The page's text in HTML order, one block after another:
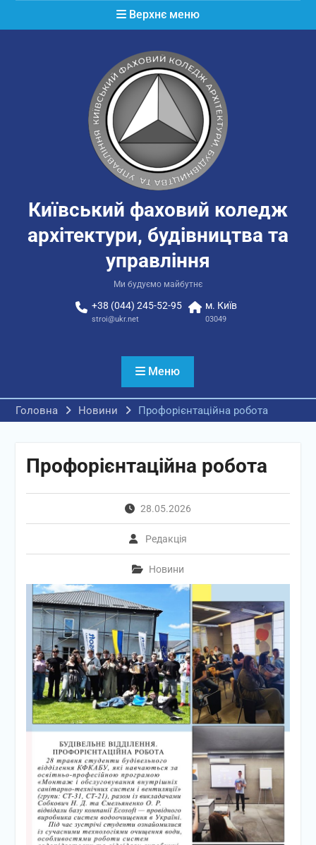
Верхнє меню
Київський фаховий коледж
архітектури, будівництва та
управління
Ми будуємо майбутнє
+38 (044) 245-52-95
stroi@ukr.net
м. Київ
03049
Меню
Головна Новини Профорієнтаційна робота
Профорієнтаційна робота
28.05.2026
Редакція
Новини